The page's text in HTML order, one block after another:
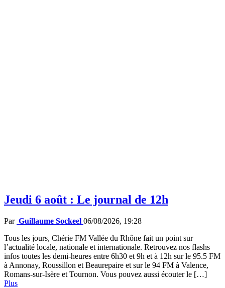
Jeudi 6 août : Le journal de 12h
Par Guillaume Sockeel 06/08/2026, 19:28
Tous les jours, Chérie FM Vallée du Rhône fait un point sur
l’actualité locale, nationale et internationale. Retrouvez nos flashs
infos toutes les demi-heures entre 6h30 et 9h et à 12h sur le 95.5 FM
à Annonay, Roussillon et Beaurepaire et sur le 94 FM à Valence,
Romans-sur-Isère et Tournon. Vous pouvez aussi écouter le […]
Plus